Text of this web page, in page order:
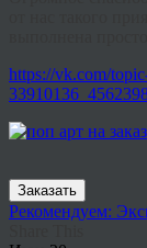
https://vk.com/
Заказать
Рекомендуем: